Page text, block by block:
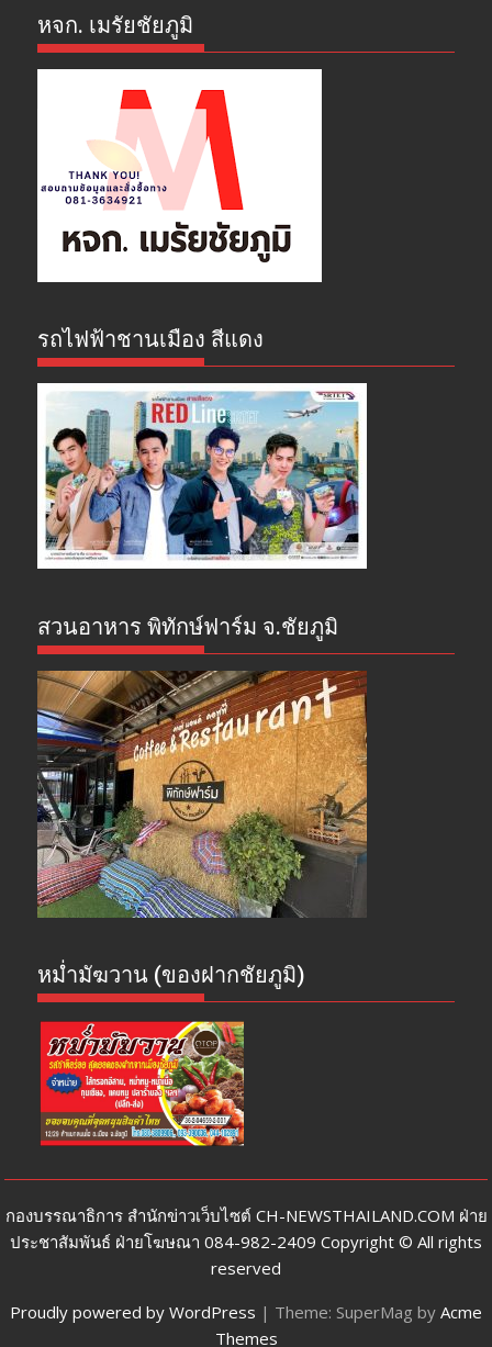
หจก. เมรัยชัยภูมิ
รถไฟฟ้าชานเมือง สีแดง
สวนอาหาร พิทักษ์ฟาร์ม จ.ชัยภูมิ
หม่ำมัฆวาน (ของฝากชัยภูมิ)
กองบรรณาธิการ สำนักข่าวเว็บไซต์ CH-NEWSTHAILAND.COM ฝ่าย
ประชาสัมพันธ์ ฝ่ายโฆษณา 084-982-2409 Copyright © All rights
reserved
Proudly powered by WordPress | Theme: SuperMag by Acme
Themes